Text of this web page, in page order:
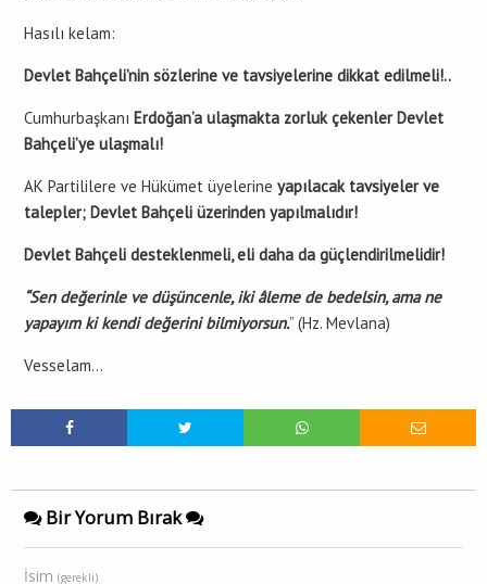
Hasılı kelam:
Devlet Bahçeli’nin sözlerine ve tavsiyelerine dikkat edilmeli!..
Cumhurbaşkanı Erdoğan’a ulaşmakta zorluk çekenler Devlet
Bahçeli’ye ulaşmalı!
AK Partililere ve Hükümet üyelerine yapılacak tavsiyeler ve
talepler; Devlet Bahçeli üzerinden yapılmalıdır!
Devlet Bahçeli desteklenmeli, eli daha da güçlendirilmelidir!
“Sen değerinle ve düşüncenle, iki âleme de bedelsin, ama ne
yapayım ki kendi değerini bilmiyorsun.” (Hz. Mevlana)
Vesselam…
Bir Yorum Bırak
İsim (gerekli)